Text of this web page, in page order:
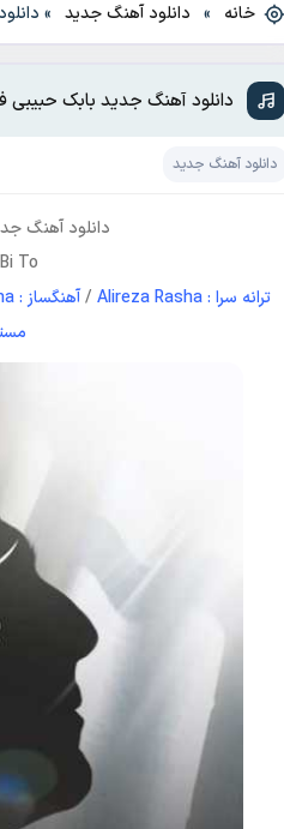
خانه » دانلود آهنگ جدید »
دانلود آهنگ جدید بابک حبیبی
دانلود آهنگ جدید
دانلود آهنگ
Bi To
ترانه سرا : Alireza Rasha
/آهنگساز : Alireza Rasha